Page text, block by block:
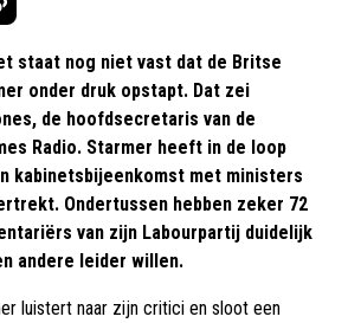
staat nog niet vast dat de Britse
onder druk opstapt. Dat zei
de hoofdsecretaris van de
Radio. Starmer heeft in de loop
kabinetsbijeenkomst met ministers
Ondertussen hebben zeker 72
van zijn Labourpartij duidelijk
andere leider willen.
luistert naar zijn critici en sloot een